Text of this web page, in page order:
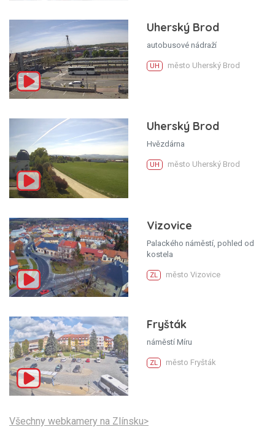
Uherský Brod
autobusové nádraží
UH město Uherský Brod
Uherský Brod
Hvězdárna
UH město Uherský Brod
Vizovice
Palackého náměstí, pohled od
kostela
ZL město Vizovice
Fryšták
náměstí Míru
ZL město Fryšták
Všechny webkamery na Zlínsku>